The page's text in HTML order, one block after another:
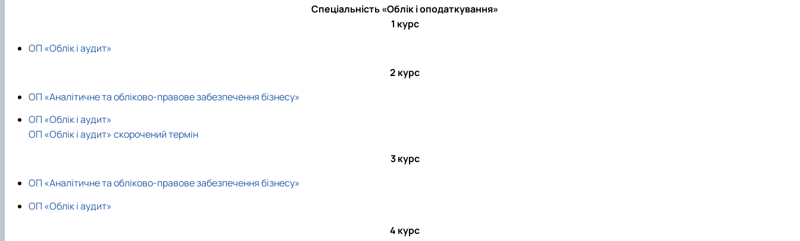
Спеціальність «Облік і оподаткування»
1 курс
ОП «Облік і аудит»
2 курс
ОП «Аналітичне та обліково-правове забезпечення бізнесу»
ОП «Облік і аудит»
ОП «Облік і аудит» скорочений термін
3 курс
ОП «Аналітичне та обліково-правове забезпечення бізнесу»
ОП «Облік і аудит»
4 курс